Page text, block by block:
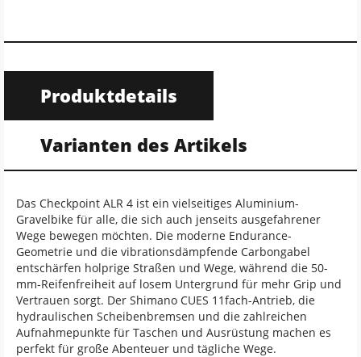
Produktdetails
Varianten des Artikels
Das Checkpoint ALR 4 ist ein vielseitiges Aluminium-
Gravelbike für alle, die sich auch jenseits ausgefahrener
Wege bewegen möchten. Die moderne Endurance-
Geometrie und die vibrationsdämpfende Carbongabel
entschärfen holprige Straßen und Wege, während die 50-
mm-Reifenfreiheit auf losem Untergrund für mehr Grip und
Vertrauen sorgt. Der Shimano CUES 11fach-Antrieb, die
hydraulischen Scheibenbremsen und die zahlreichen
Aufnahmepunkte für Taschen und Ausrüstung machen es
perfekt für große Abenteuer und tägliche Wege.